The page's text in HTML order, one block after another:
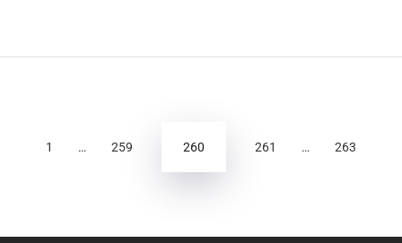
1 … 259 260 261 … 263